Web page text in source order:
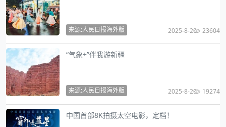
来源:人民日报海外版 2025-8-20 23604
“气象+”伴我游新疆
来源:人民日报海外版 2025-8-20 19274
中国首部8K拍摄太空电影，定档！